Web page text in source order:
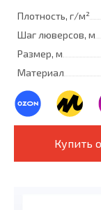
Плотность, г/м²
Шаг люверсов, м
Размер, м
Материал
Купить